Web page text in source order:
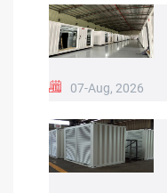
07-Aug, 2026